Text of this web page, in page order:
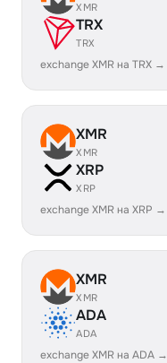
XMR
TRX
TRX
exchange XMR на TRX →
XMR
XMR
XRP
XRP
exchange XMR на XRP →
XMR
XMR
ADA
ADA
exchange XMR на ADA →